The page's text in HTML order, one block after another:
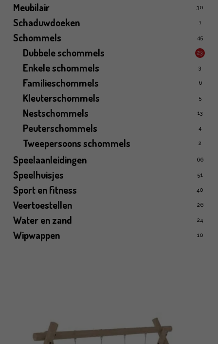
Meubilair 30
Schaduwdoeken 1
Schommels 45
Dubbele schommels 23
Enkele schommels 3
Familieschommels 6
Kleuterschommels 5
Nestschommels 13
Peuterschommels 4
Tweepersoons schommels 2
Speelaanleidingen 66
Speelhuisjes 51
Sport en fitness 40
Veertoestellen 26
Water en zand 24
Wipwappen 10